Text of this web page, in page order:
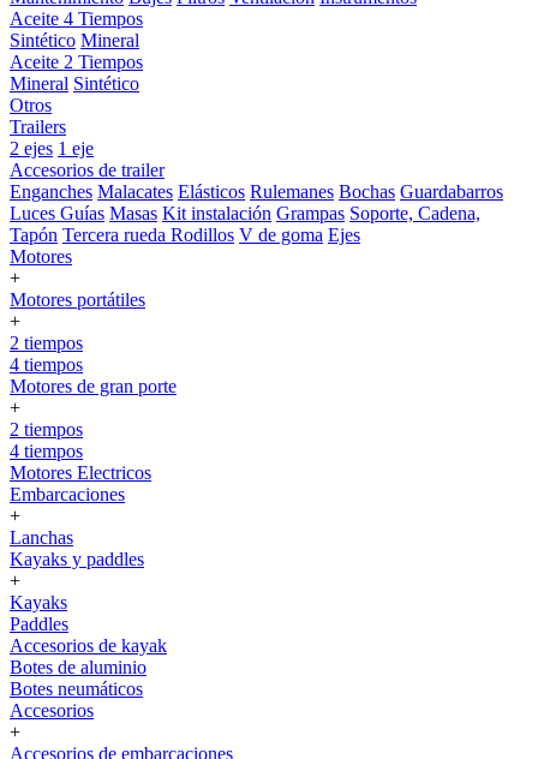
Aceite 4 Tiempos
Sintético Mineral
Aceite 2 Tiempos
Mineral Sintético
Otros
Trailers
2 ejes 1 eje
Accesorios de trailer
Enganches Malacates Elásticos Rulemanes Bochas Guardabarros
Luces Guías Masas Kit instalación Grampas Soporte, Cadena,
Tapón Tercera rueda Rodillos V de goma Ejes
Motores
+
Motores portátiles
+
2 tiempos
4 tiempos
Motores de gran porte
+
2 tiempos
4 tiempos
Motores Electricos
Embarcaciones
+
Lanchas
Kayaks y paddles
+
Kayaks
Paddles
Accesorios de kayak
Botes de aluminio
Botes neumáticos
Accesorios
+
Accesorios de embarcaciones